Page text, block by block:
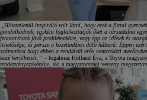
„Hihetetlenül inspiráló volt látni, hogy ezek a fiatal
gondolkodnak, egyként foglalkoztatják őket a társadalmi
fenntartható jövő problémaköre, vagy épp az idősek és
lehetősége, és persze a közelünkben dúló háború. Éppen
számunkra hogy ebben a rendkívül erős nemzetközi
közé kerülhetett.” – fogalmaz Holland Éva, a Toyota
rendezvényszakértője, aki a magyarországi verseny